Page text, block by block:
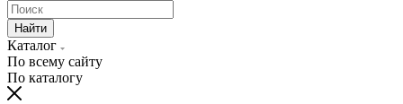
Найти
Каталог
По всему сайту
По каталогу